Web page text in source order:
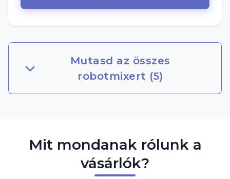
Mutasd az összes
robotmixert (5)
Mit mondanak rólunk a
vásárlók?